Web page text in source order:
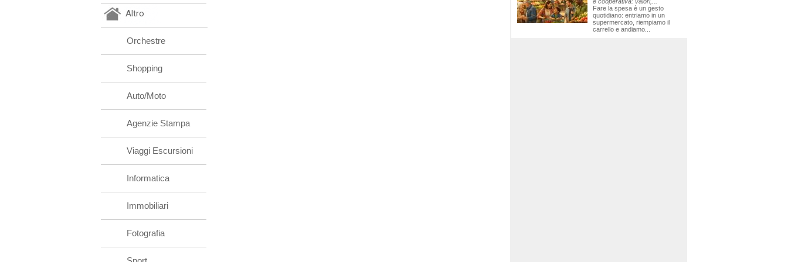
Altro
Orchestre
Shopping
Auto/Moto
Agenzie Stampa
Viaggi Escursioni
Informatica
Immobiliari
Fotografia
Fare la spesa è un gesto
quotidiano: entriamo in un
supermercato, riempiamo il
carrello e andiamo...